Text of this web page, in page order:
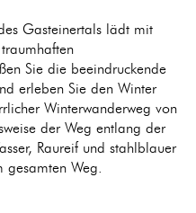
Gasteinertals lädt mit
Sie die beeindruckende
erleben Sie den Winter
Winterwanderweg von
der Weg entlang der
Raureif und stahlblauer
Weg.